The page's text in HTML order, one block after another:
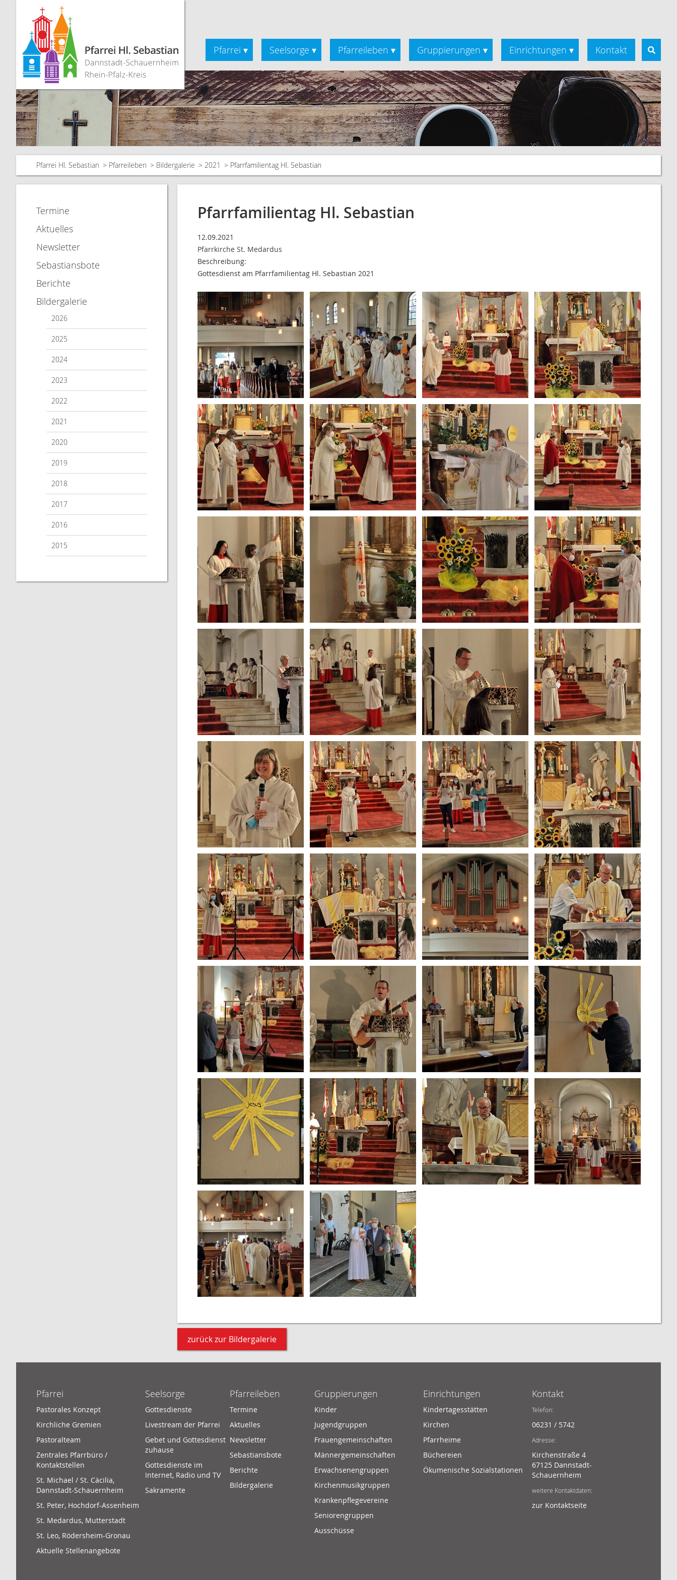
Pfarrei ▾ Seelsorge ▾ Pfarreileben ▾ Gruppierungen ▾ Einrichtungen ▾ Kontakt
Pfarrei Hl. Sebastian Pfarreileben Bildergalerie 2021 Pfarrfamilientag Hl. Sebastian
Termine
Aktuelles
Newsletter
Sebastiansbote
Berichte
Bildergalerie
2026
2025
2024
2023
2022
2021
2020
2019
2018
2017
2016
2015
Pfarrfamilientag Hl. Sebastian
12.09.2021
Pfarrkirche St. Medardus
Beschreibung:
Gottesdienst am Pfarrfamilientag Hl. Sebastian 2021
zurück zur Bildergalerie
Pfarrei
Pastorales Konzept
Kirchliche Gremien
Pastoralteam
Zentrales Pfarrbüro /
Kontaktstellen
St. Michael / St. Cäcilia,
Dannstadt-Schauernheim
St. Peter, Hochdorf-Assenheim
St. Medardus, Mutterstadt
St. Leo, Rödersheim-Gronau
Aktuelle Stellenangebote
Seelsorge
Gottesdienste
Livestream der Pfarrei
Gebet und Gottesdienst
zuhause
Gottesdienste im
Internet, Radio und TV
Sakramente
Pfarreileben
Termine
Aktuelles
Newsletter
Sebastiansbote
Berichte
Bildergalerie
Gruppierungen
Kinder
Jugendgruppen
Frauengemeinschaften
Männergemeinschaften
Erwachsenengruppen
Kirchenmusikgruppen
Krankenpflegevereine
Seniorengruppen
Ausschüsse
Einrichtungen
Kindertagesstätten
Kirchen
Pfarrheime
Büchereien
Ökumenische Sozialstationen
Kontakt
Telefon:
06231 / 5742
Adresse:
Kirchenstraße 4
67125 Dannstadt-
Schauernheim
weitere Kontaktdaten:
zur Kontaktseite